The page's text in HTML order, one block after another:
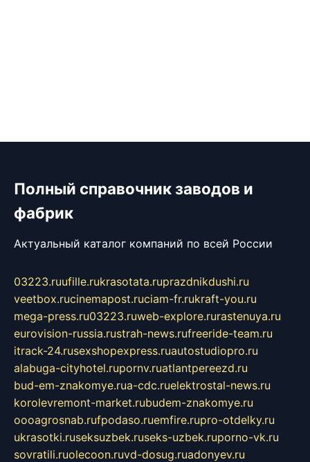
Полный справочник заводов и
фабрик
Актуальный каталог компаний по всей России
03223.ruufille.rukrasotata.ruprazdnikdushi.ru
veetbox.rucinemapost.ruciam-fr.rukraft-you.ru
mega-press.ru03223.ruweb-explore.rurastenuya.ru
eurovision-russia.rustrah-news.rufreeride-team.ru
itrack-24.rusexshopexpress.ruautostudiopro.ru
alabuga-cityhotel.rupornv.ruatlantpereezd.ru
bud-em-znakomye.rua-cdc.ruelektrostal-news.ru
korolevremont-market.rubudem-znakomye.ru
oooagrosnab.rufpodaso.ruemfire.rupro-otdelky.ru
ukrasotki.ruseksuzbek.ruseks-uzbek.ruporno-vk.ru
sovratili.ruolecoon.ruvd-dosug.ruadonyev.ru